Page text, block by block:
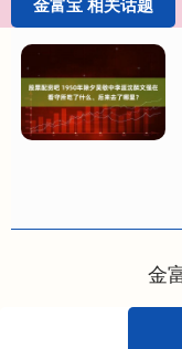
金